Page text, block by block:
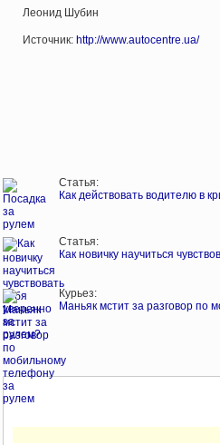
Леонид Шубин
Источник: http://www.autocentre.ua/
Статья:
Как действовать водителю в
Статья:
Как новичку научиться
Курьез:
Маньяк мстит за разговор по